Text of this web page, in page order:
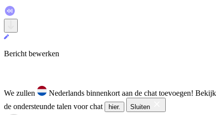
Bericht bewerken
We zullen Nederlands binnenkort aan de chat toevoegen! Bekijk
de ondersteunde talen voor chat
hier. Sluiten